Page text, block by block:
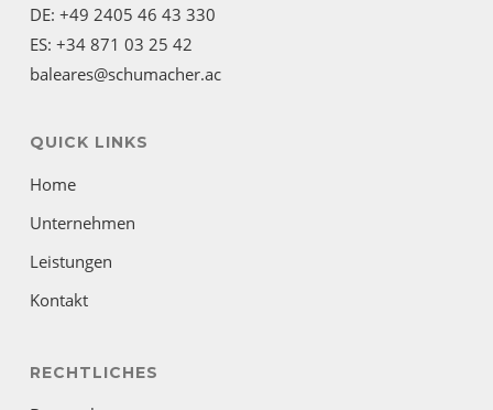
DE: +49 2405 46 43 330
ES: +34 871 03 25 42
baleares@schumacher.ac
QUICK LINKS
Home
Unternehmen
Leistungen
Kontakt
RECHTLICHES